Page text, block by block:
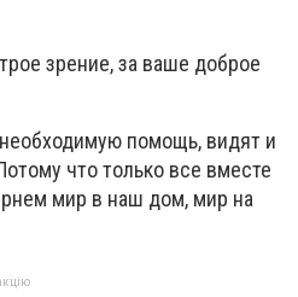
зрение, за ваше доброе
помощь, видят и
что только все вместе
мир в наш дом, мир на